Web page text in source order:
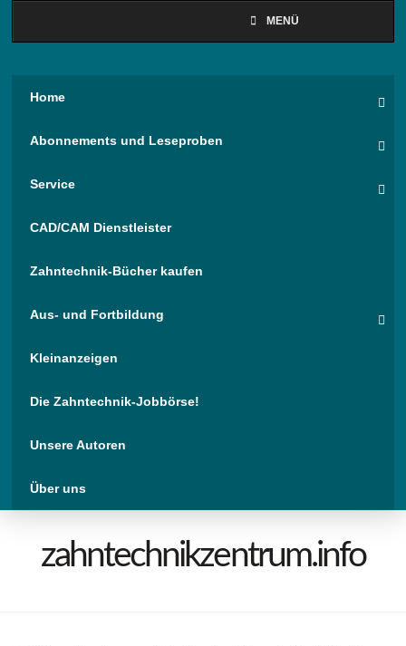
MENÜ
Home
Abonnements und Leseproben
Service
CAD/CAM Dienstleister
Zahntechnik-Bücher kaufen
Aus- und Fortbildung
Kleinanzeigen
Die Zahntechnik-Jobbörse!
Unsere Autoren
Über uns
zahntechnikzentrum.info